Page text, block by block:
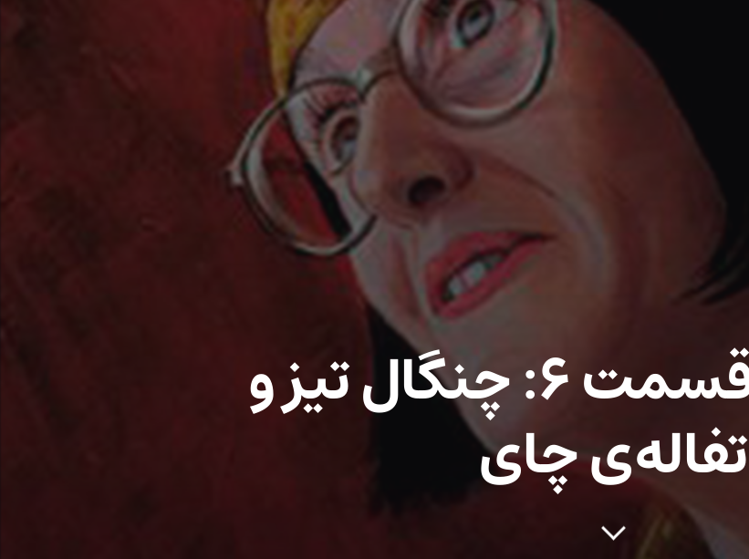
فصل ۳ – قسمت ۶: چنگال تیز و
تفاله‌ی چای